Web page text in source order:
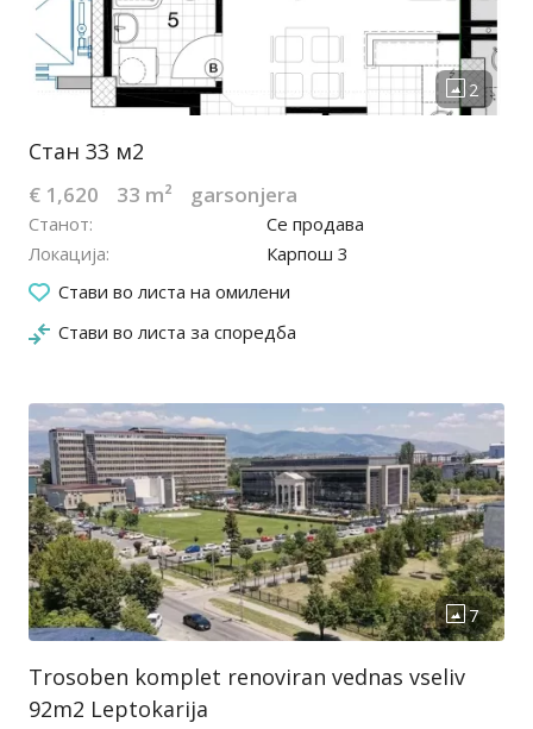
Стан 33 м2
€ 1,620 33 m² garsonjera
Станот
Се продава
Локација
Карпош 3
Стави во листа на омилени
Стави во листа за споредба
27.04.2024
Trosoben komplet renoviran vednas vseliv
92m2 Leptokarija